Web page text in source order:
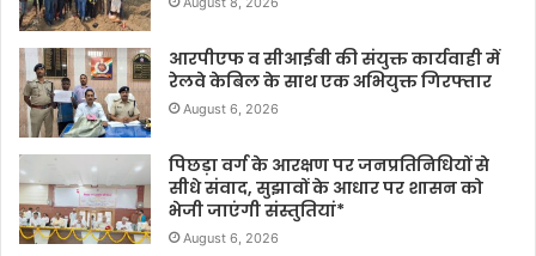
आरपीएफ व सीआईबी की संयुक्त कार्यवाही में
रेलवे केबिल के साथ एक अभियुक्त गिरफ्तार
August 6, 2026
पिछड़ा वर्ग के आरक्षण पर जनप्रतिनिधियों से
सीधे संवाद, सुझावों के आधार पर शासन को
भेजी जाएंगी संस्तुतियां*
August 6, 2026